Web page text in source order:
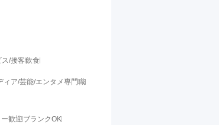
/接客飲食
ィア/芸能/エンタメ専門職
歓迎 ブランクOK